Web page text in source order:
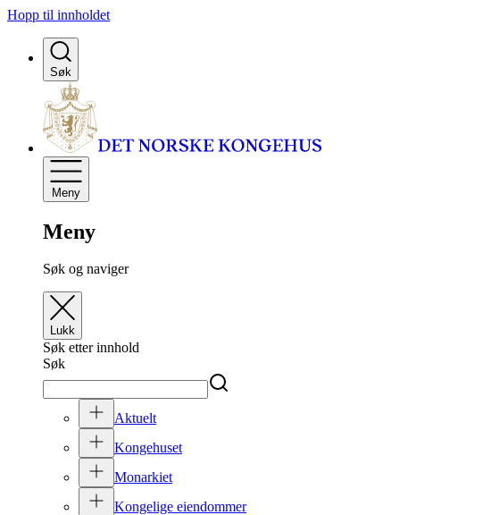
Hopp til innholdet
Søk
Meny
Meny
Søk og naviger
Lukk
Søk etter innhold
Søk
Aktuelt
Kongehuset
Monarkiet
Kongelige eiendommer